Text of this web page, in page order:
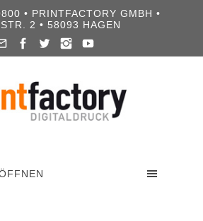
• PRINTFACTORY GMBH •
2 • 58093 HAGEN